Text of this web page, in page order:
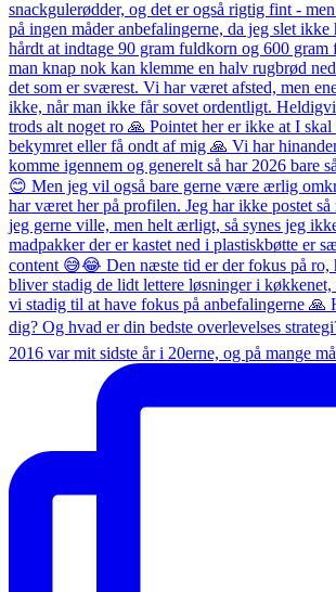
2016 var mit sidste år i 20erne, og på mange må